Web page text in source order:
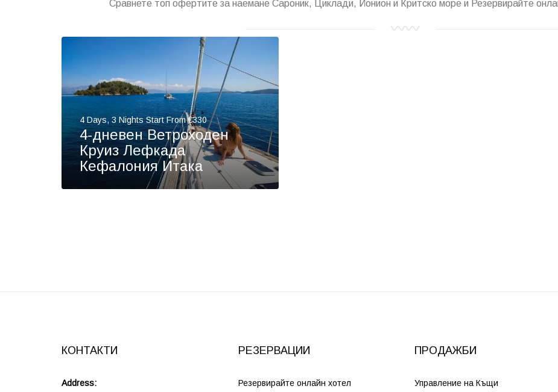
Сравнете топ офертите за наемане Сароник, Циклади, Йонион и Критско море и Резервирайте
4 Days, 3 Nights Start From €330
4-дневен Ветроходен
Круиз Лефкада
Кефалония Итака
КОНТАКТИ
Address:
РЕЗЕРВАЦИИ
Резервирайте онлайн хотел
ПРОДАЖБИ
Управление на Къщи